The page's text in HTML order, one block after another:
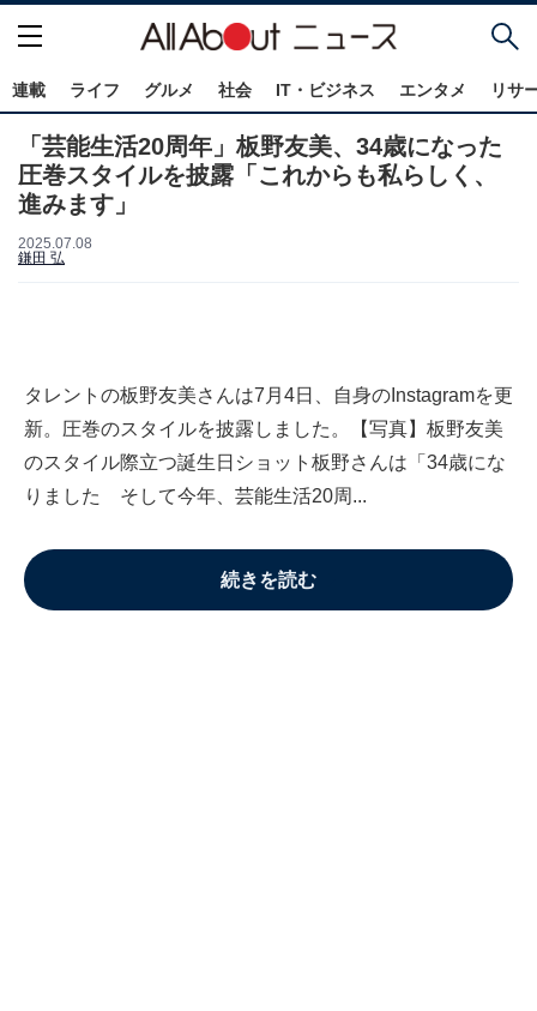
連載 ライフ グルメ 社会 IT・ビジネス エンタメ リサ
「芸能生活20周年」板野友美、34歳になった
圧巻スタイルを披露「これからも私らしく、
進みます」
2025.07.08
鎌田 弘
タレントの板野友美さんは7月4日、自身のInstagramを更
新。圧巻のスタイルを披露しました。【写真】板野友美
のスタイル際立つ誕生日ショット板野さんは「34歳にな
りました そして今年、芸能生活20周...
続きを読む